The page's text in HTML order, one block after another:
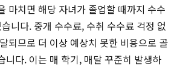
마치면 해당 자녀가 졸업할 때까지 수수
니다. 중개 수수료, 수취 수수료 걱정 없
되므로 더 이상 예상치 못한 비용으로 골
니다. 이는 매 학기, 매달 꾸준히 발생하